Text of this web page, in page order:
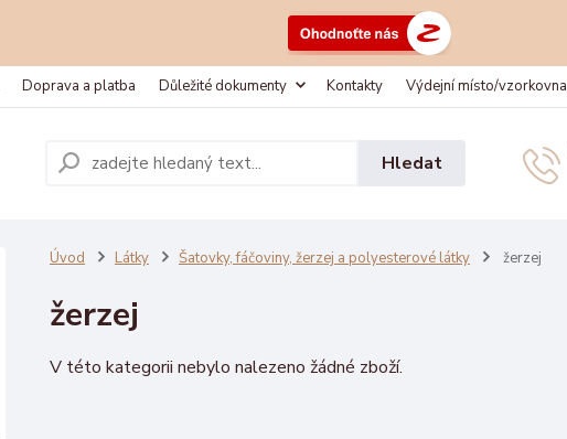
Doprava a platba Důležité dokumenty Kontakty Výdejní místo/vzorkovna
Hledat
Úvod Látky Šatovky, fáčoviny, žerzej a polyesterové látky žerzej
žerzej
V této kategorii nebylo nalezeno žádné zboží.